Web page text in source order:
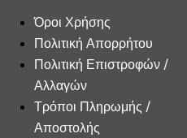
Όροι Χρήσης
Πολιτική Απορρήτου
Πολιτική Επιστροφών /
Αλλαγών
Τρόποι Πληρωμής /
Αποστολής